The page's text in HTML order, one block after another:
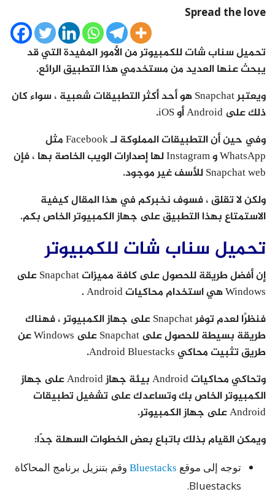
Spread the love
تحميل سناب شات للكمبيوتر من الأمور المفيدة التي قد
يبحث عنها العديد من مستخدمي هذا التطبيق الرائع.
ويعتبر Snapchat هو أحد أكثر التطبيقات شعبية ، سواء كان
ذلك على Android أو iOS.
وفي حين أن التطبيقات المملوكة لـ Facebook مثل
WhatsApp و Instagram لها إصدارات الويب الخاصة بها ، فإن
Snapchat web للأسف غير موجود.
ولكن لا تقلق ، فسوف نخبركم في هذا المقال كيفية
الاستمتاع بهذا التطبيق على جهاز الكمبيوتر الخاص بكم.
تحميل سناب شات للكمبيوتر
إن أفضل طريقة للحصول على كافة مميزات Snapchat على
Windows هي استخدام محاكيات Android .
فنظرًا لعدم توفر Snapchat على جهاز الكمبيوتر ، فهناك
طريقة بسيطة للحصول على Snapchat على Windows عن
طريق تثبيت محاكي Android Bluestacks.
وتحاكي محاكيات Android بيئة جهاز Android على جهاز
الكمبيوتر الخاص بك وتساعدك على تشغيل تطبيقات
Android على جهاز الكمبيوتر.
ويمكن القيام بذلك باتباع بعض الخطوات السهلة جدًا:
توجه إلى موقع Bluestacks وقم بتنزيل برنامج المحاكاة
Bluestacks.